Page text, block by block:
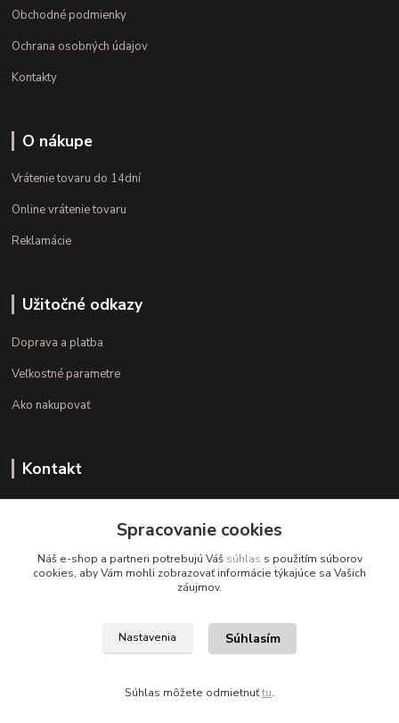
Obchodné podmienky
Ochrana osobných údajov
Kontakty
O nákupe
Vrátenie tovaru do 14dní
Online vrátenie tovaru
Reklamácie
Užitočné odkazy
Doprava a platba
Veľkostné parametre
Ako nakupovať
Kontakt
(Po.-Pi. 10.00 - 15.00)
info@kvalitnaBielizen.sk
Copyright © kvalitnabielizen.sk
Spracovanie cookies
Náš e-shop a partneri potrebujú Váš súhlas s použitím súborov
cookies, aby Vám mohli zobrazovať informácie týkajúce sa Vašich
záujmov.
Nastavenia Súhlasím
Súhlas môžete odmietnuťtu.